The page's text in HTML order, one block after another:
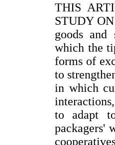
THIS
STUDY
goods and
which the
forms of
to
in which
to adapt
packagers'